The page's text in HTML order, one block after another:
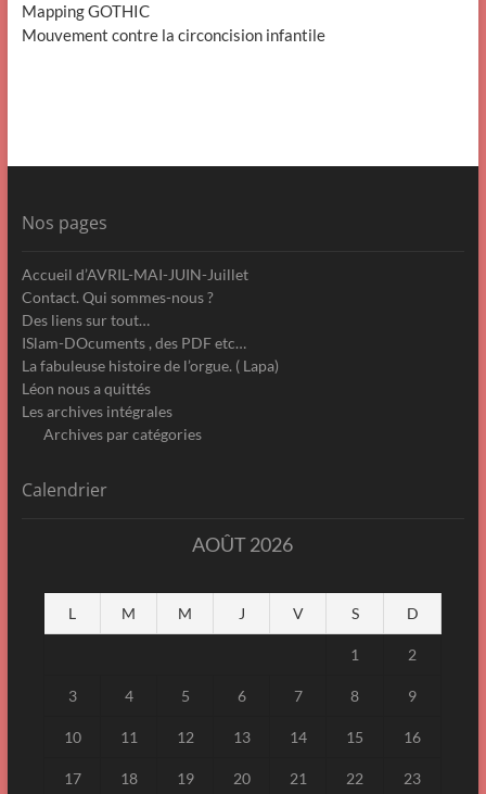
Mapping GOTHIC
Mouvement contre la circoncision infantile
Nos pages
Accueil d’AVRIL-MAI-JUIN-Juillet
Contact. Qui sommes-nous ?
Des liens sur tout…
ISlam-DOcuments , des PDF etc…
La fabuleuse histoire de l’orgue. ( Lapa)
Léon nous a quittés
Les archives intégrales
Archives par catégories
Calendrier
AOÛT 2026
L M M J V S D
1 2
3 4 5 6 7 8 9
10 11 12 13 14 15 16
17 18 19 20 21 22 23